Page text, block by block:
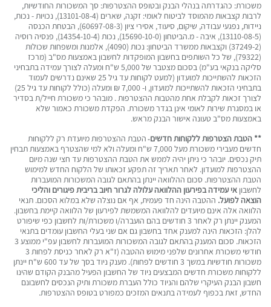
משכורת: כהגדרתה בנהלי הבנק ובטופס ההצטרפות: סך המשכורות החודשיות,
לרבות קצבאות מהמוסד לביטוח לאומי: זקנה, שארים (13101-08-4), נכויות - נכות,
ניידות, נפגעי עבודה, שיקום, סיעוד, אסירי ציון (60697-08-3), הבטחת הכנסה
(13110-08-5), איבה - מ.הביטחון (15690-10-0), נכות (14354-10-4), פנסיה רוסיה
(37249-2) וקצבאות ממשרד הביטחון: נכות (4090), אלמנות ומשפחות שכולות
(79322), של כל השותפים בחשבון המופקדות לחשבון באמצעות מס"ב (מרכז
סליקה בנקאי בע"מ) בסכום מצטבר של 5,000 ש"ח ומעלה לצורך עמידה בתבחיני
הזכאות להשתייכות למועדון (למעט לקוחות עד גיל 25 שאינם נדרשים לעמוד
בתבחיני הזכאות להשתייכות למועדון, ו- 7,000 ₪ ומעלה (כולל לקוחות עד גיל 25)
לצורך זכאות לקבלת אחת מהטבות ההצטרפות . מובהר כי משכורת חייל/ת בסדיר
או במסגרת שירות לאומי אינן בגדר משכורת. הפקדת משכורת כאמור שלא
באמצעות מס"ב טעונה אישור הבנק מראש.
** הטבת הצטרפות ללקוחות חדשים- הטבת ההצטרפות מיועדת רק ללקוחות
חדשים מעבירי משכורת מעל 7,000 ש"ח ומעלה ולא למי שהצטרף באמצעות תבחין
תיק נכסים. יובהר כי ניתן יהיה לממש את הטבת ההצטרפות עד חצי שנה מיום
ההצטרפות למועדון. לאחר תאריך זה תפקע זכאותו של הלקוח החדש למימוש
הטבת ההצטרפות. סכום ההלוואה יינתן בהתאם לגובה המשכורות המועברות
לחשבון אי עמידה בפירעון ההלוואה עלולה לגרור חיוב בריבית פיגורים והליכי
הוצאה לפועל. ההטבה הינה חד פעמית, אף אם נוצלה שלא במלוא הסכום. תנאי
הלוואה אלה אינם מיועדים להלוואה המשמשת לפירעון של הלוואה קיימת בחשבון.
המענק יינתן רק לאחר 3 חודשים בהם הועברה/ו משכורת/ות לחשבון כפי שיפורט
להלן: הזכאות הינה למענק אחד בחשבון גם אם שני בעלי החשבון עומדים בתנאי
הזכאות. סכום המענק בהתאם לגובה המשכורות המועברות לחשבון עפ"י ממוצע 3
חודשי משכורת אחרונים שלפני מימוש ההטבה (ז"א רק לאחר כניסת לפחות 3
משכורות חודשיות במשך 3 חודשים לפחות). מענק ניוד בסך של עד 600 ש"ח יינתן
ללקוחות משכורת חדשים המבצעים ניוד של החשבון הפעיל מהבנק הקודם שהינו
חשבון הבנק העיקרי שלהם והניוד כולל העברת משכורת ותיק הנכסים לחשבונם
החדש, זאת בכפוף לעמידה בתנאים המזכים כמפורט בטופס ההצטרפות.